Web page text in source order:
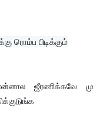
ரொம்ப பிடிக்கும்
ஜீரணிக்கவே